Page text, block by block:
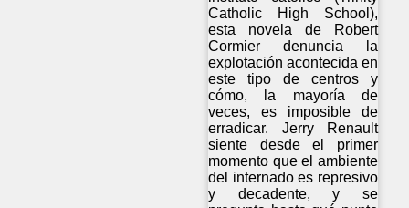
Catholic High School),
esta novela de Robert
Cormier denuncia la
explotación acontecida en
este tipo de centros y
cómo, la mayoría de
veces, es imposible de
erradicar. Jerry Renault
siente desde el primer
momento que el ambiente
del internado es represivo
y decadente, y se